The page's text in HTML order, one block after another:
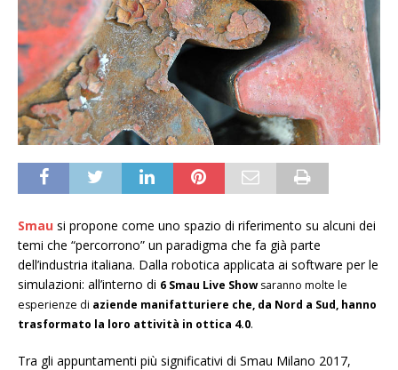
Smau si propone come uno spazio di riferimento su alcuni dei
temi che “percorrono” un paradigma che fa già parte
dell’industria italiana. Dalla robotica applicata ai software per le
simulazioni: all’interno di 6 Smau Live Showsaranno molte le
esperienze di aziende manifatturiere che, da Nord a Sud, hanno
trasformato la loro attività in ottica 4.0.
Tra gli appuntamenti più significativi di Smau Milano 2017,